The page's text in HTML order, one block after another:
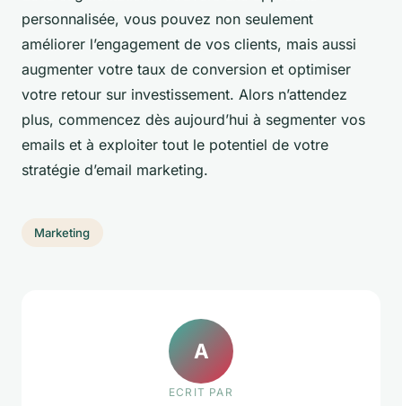
personnalisée, vous pouvez non seulement
améliorer l’engagement de vos clients, mais aussi
augmenter votre taux de conversion et optimiser
votre retour sur investissement. Alors n’attendez
plus, commencez dès aujourd’hui à segmenter vos
emails et à exploiter tout le potentiel de votre
stratégie d’email marketing.
Marketing
A
ECRIT PAR